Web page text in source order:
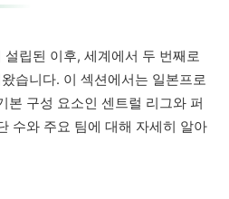
설립된 이후, 세계에서 두 번째로
습니다. 이 섹션에서는 일본프로
본 구성 요소인 센트럴 리그와 퍼
수와 주요 팀에 대해 자세히 알아